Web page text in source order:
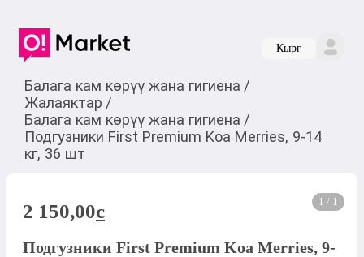
Кырг
Балага кам көрүү жана гигиена /
Жалаяктар /
Балага кам көрүү жана гигиена /
Подгузники First Premium Koa Merries, 9-14
кг, 36 шт
1 / 1
2 150,00c
Подгузники First Premium Koa Merries, 9-